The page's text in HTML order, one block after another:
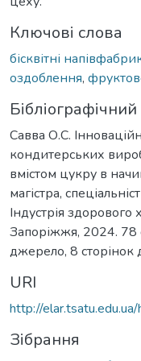
Ключові слова
бісквітні
оздоблення,
Савва О.С.
кондитерських
вмістом цукру в
магістра,
Індустрія здорового
Запоріжжя, 2024. 78
джерело, 8 сторінок
URI
http://
Зібрання